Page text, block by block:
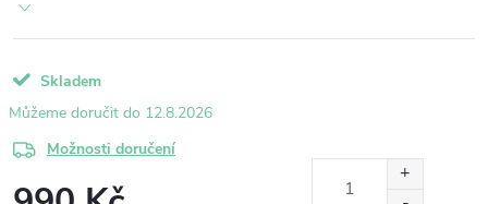
Skladem
12.8.2026
Možnosti doručení